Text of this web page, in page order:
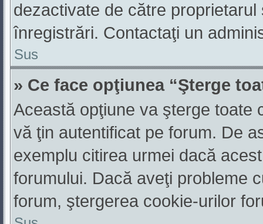
dezactivate de către
înregistrări. Contactaţi un
Sus
» Ce face opţiunea “Şterge
Această opţiune va şterge toate
vă ţin autentificat pe forum. De
exemplu citirea urmei dacă
forumului. Dacă aveţi probleme
forum, ştergerea cookie-urilor